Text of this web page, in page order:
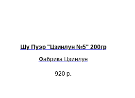
Шу Пуэр "Цзинлун №5" 200гр
Фабрика Цзинлун
920 р.